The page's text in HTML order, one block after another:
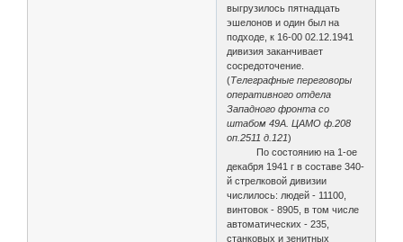
выгрузилось пятнадцать
эшелонов и один был на
подходе, к 16-00 02.12.1941
дивизия заканчивает
сосредоточение.
(Телеграфные переговоры
оперативного отдела
Западного фронта со
штабом 49А. ЦАМО ф.208
оп.2511 д.121)
По состоянию на 1-ое
декабря 1941 г в составе 340-
й стрелковой дивизии
числилось: людей - 11100,
винтовок - 8905, в том числе
автоматических - 235,
станковых и зенитных